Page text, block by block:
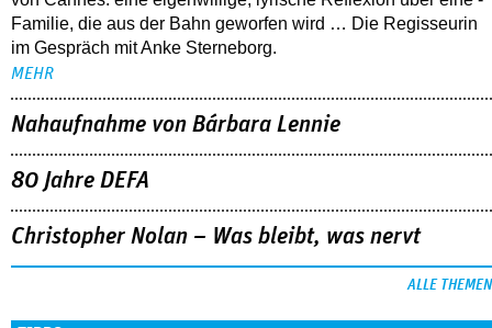
Familie, die aus der Bahn geworfen wird … Die Regisseurin
im Gespräch mit Anke Sterneborg.
MEHR
Nahaufnahme von Bárbara Lennie
80 Jahre DEFA
Christopher Nolan – Was bleibt, was nervt
ALLE THEMEN